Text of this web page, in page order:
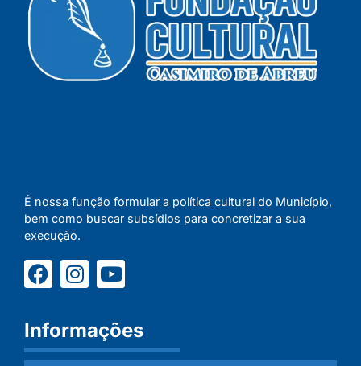
É nossa função formular a política cultural do Município,
bem como buscar subsídios para concretizar a sua
execução.
Informações